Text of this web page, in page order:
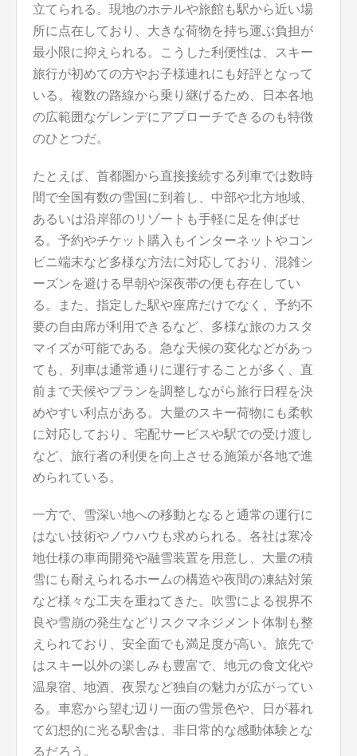
立てられる。現地のホテルや旅館も駅から近い場
所に点在しており、大きな荷物を持ち運ぶ負担が
最小限に抑えられる。こうした利便性は、スキー
旅行が初めての方やお子様連れにも好評となって
いる。複数の路線から乗り継げるため、日本各地
の広範囲なゲレンデにアプローチできるのも特徴
のひとつだ。
たとえば、首都圏から直接接続する列車では数時
間で全国有数の雪国に到着し、中部や北方地域、
あるいは沿岸部のリゾートも手軽に足を伸ばせ
る。予約やチケット購入もインターネットやコン
ビニ端末など多様な方法に対応しており、混雑シ
ーズンを避ける早朝や深夜帯の便も存在してい
る。また、指定した駅や座席だけでなく、予約不
要の自由席が利用できるなど、多様な旅のカスタ
マイズが可能である。急な天候の変化などがあっ
ても、列車は通常通りに運行することが多く、直
前まで天候やプランを調整しながら旅行日程を決
めやすい利点がある。大量のスキー荷物にも柔軟
に対応しており、宅配サービスや駅での受け渡し
など、旅行者の利便を向上させる施策が各地で進
められている。
一方で、雪深い地への移動となると通常の運行に
はない技術やノウハウも求められる。各社は寒冷
地仕様の車両開発や融雪装置を用意し、大量の積
雪にも耐えられるホームの構造や夜間の凍結対策
など様々な工夫を重ねてきた。吹雪による視界不
良や雪崩の発生などリスクマネジメント体制も整
えられており、安全面でも満足度が高い。旅先で
はスキー以外の楽しみも豊富で、地元の食文化や
温泉宿、地酒、夜景など独自の魅力が広がってい
る。車窓から望む辺り一面の雪景色や、日が暮れ
て幻想的に光る駅舎は、非日常的な感動体験とな
るだろう。